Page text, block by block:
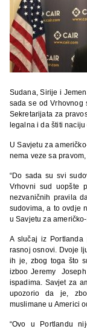
Sudana, Sirije i
sada se od Vrhovnog
Sekretarijata za
legalna i da štiti naciju
U Savjetu za
nema veze sa
“Do sada su svi
Vrhovni sud uopšte
nezvaničnih pravila
sudovima, a to ovdje
u Savjetu za
A slučaj iz
rasnoj osnovi. Dvoje
ih je, zbog toga što
izboo Jeremy
ispadima. Savjet za
upozorio da je,
muslimane u Americi
“Ovo u Portlandu